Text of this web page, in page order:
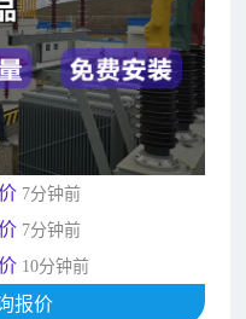
价10分钟前
1秒前
价5秒前
价5分钟前
7分钟前
7分钟前
10分钟前
1秒前
报价